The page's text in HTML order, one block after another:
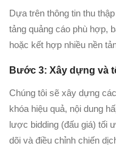
Dựa trên thông tin thu
tảng quảng cáo phù hợp,
hoặc kết hợp nhiều nền
Bước 3: Xây dựng và
Chúng tôi sẽ xây dựng
khóa hiệu quả, nội dung
lược bidding (đấu giá) tối
dõi và điều chỉnh chiến